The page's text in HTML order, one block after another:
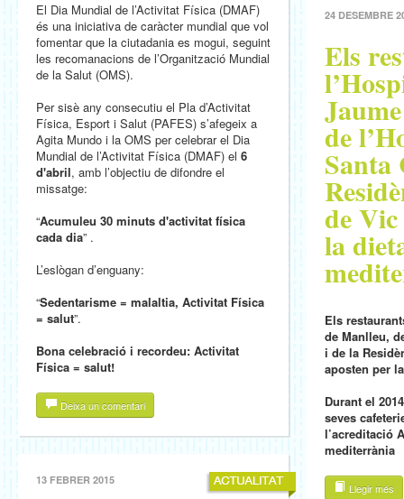
El Dia Mundial de l’Activitat Física (DMAF)
és una iniciativa de caràcter mundial que vol
fomentar que la ciutadania es mogui, seguint
les recomanacions de l’Organització Mundial
de la Salut (OMS).
Per sisè any consecutiu el Pla d’Activitat
Física, Esport i Salut (PAFES) s’afegeix a
Agita Mundo i la OMS per celebrar el Dia
Mundial de l’Activitat Física (DMAF) el 6
d'abril, amb l’objectiu de difondre el
missatge:
“Acumuleu 30 minuts d'activitat física
cada dia” .
L’eslògan d’enguany:
“Sedentarisme = malaltia, Activitat Física
= salut”.
Bona celebració i recordeu: Activitat
Física = salut!
Deixa un comentari
13 FEBRER 2015
24 DESEMBRE
Els
de
Santa
de
la
Els
de Manlleu,
i de la
aposten per
Durant el
seves
l’acreditació
mediterrània
Llegir més